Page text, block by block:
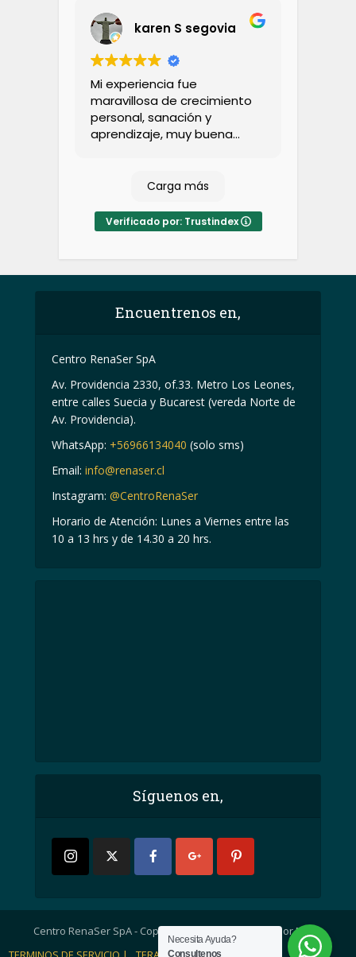
didáctico para abordar
todos los contenidos. Tanto
el profesional expositor
como coordinadora son
serios, confiables y
responsables, lo que
garantiza una experiencia
100% sarisfactoria y
recomendable.
karen S segovia
Mi experiencia fue
maravillosa de crecimiento
personal, sanación y
aprendizaje, muy buena
cualquier duda que una
mucho más al aprendizaje
muy feliz con la experiencia
Carga más
Verificado por: Trustindex
Encuentrenos en,
Centro RenaSer SpA
Av. Providencia 2330, of.33. Metro Los Leones,
entre calles Suecia y Bucarest (vereda Norte de
Av. Providencia).
WhatsApp: +56966134040 (solo sms)
Email: info@renaser.cl
Instagram: @CentroRenaSer
Horario de Atención: Lunes a Viernes entre las
10 a 13 hrs y de 14.30 a 20 hrs.
Síguenos en,
Centro RenaSer SpA - Copyright © 2007. Diseñado por MEBP
Necesita Ayuda?
Consultenos